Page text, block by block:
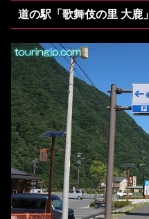
道の駅「歌舞伎の里 大鹿」